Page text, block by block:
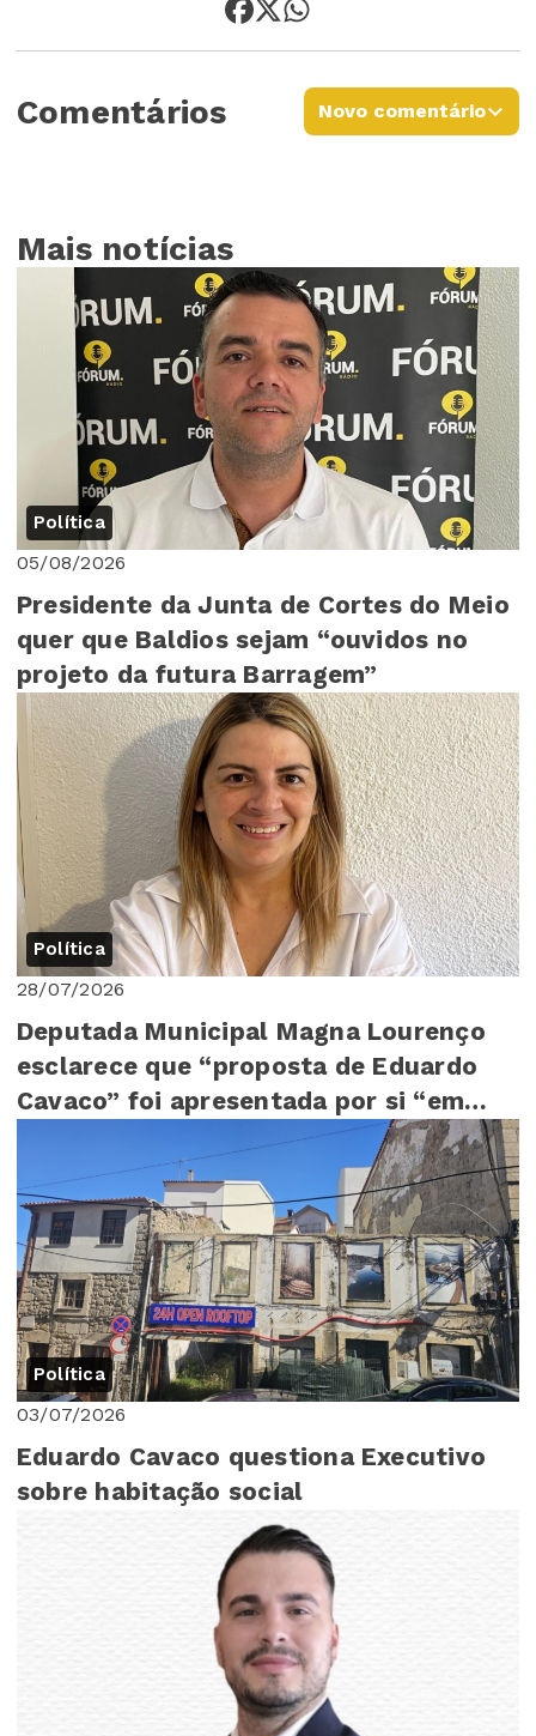
Comentários Novo comentário
Mais notícias
Política
05/08/2026
Presidente da Junta de Cortes do Meio
quer que Baldios sejam “ouvidos no
projeto da futura Barragem”
Política
28/07/2026
Deputada Municipal Magna Lourenço
esclarece que “proposta de Eduardo
Cavaco” foi apresentada por si “em
Política
03/07/2026
Eduardo Cavaco questiona Executivo
sobre habitação social